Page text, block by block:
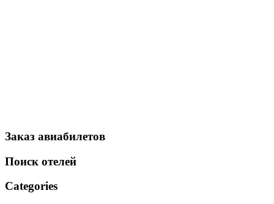
Заказ авиабилетов
Поиск отелей
Categories